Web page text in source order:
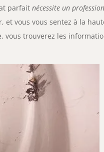
parfaitnécessite un
vous vous sentez à la
trouverez les